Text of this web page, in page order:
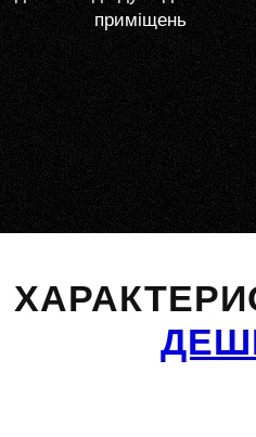
приміщень